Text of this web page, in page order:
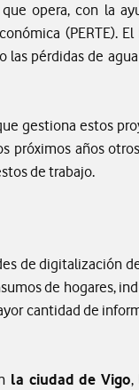
opera, con la
(PERTE). El
pérdidas de
gestiona estos
próximos años
de trabajo.
de digitalización
de hogares,
cantidad de
la ciudad de Vigo,